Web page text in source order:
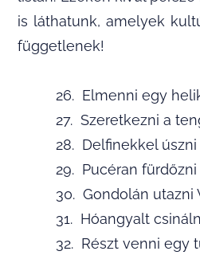
is láthatunk, amelyek
függetlenek!
26. Elmenni egy
27. Szeretkezni a
28. Delfinekkel úszni
29. Pucéran fürdőzni
30. Gondolán utazni
31. Hóangyalt
32. Részt venni egy